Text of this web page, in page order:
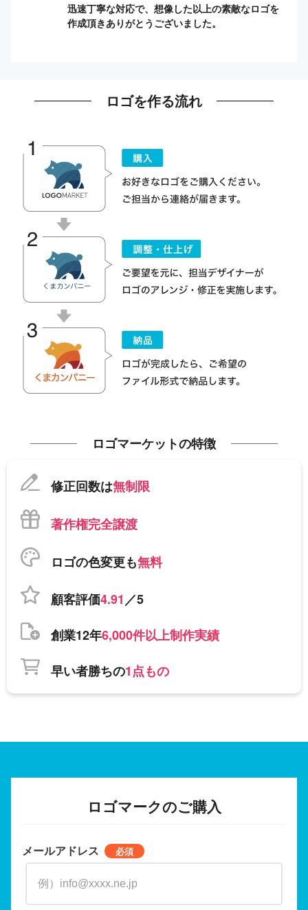
迅速丁寧な対応で、想像した以上の素敵なロゴを
作成頂きありがとうございました。
ロゴを作る流れ
ロゴマーケットの特徴
修正回数は無制限
著作権完全譲渡
ロゴの色変更も無料
顧客評価4.91／5
創業12年6,000件以上制作実績
早い者勝ちの1点もの
ロゴマークのご購入
メールアドレス